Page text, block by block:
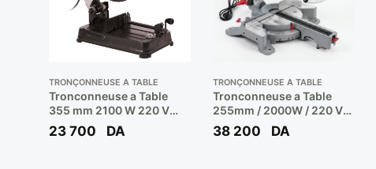
TRONÇONNEUSE A TABLE
Tronconneuse a Table
355 mm 2100 W 220 V
Ref: STSC2135 **
STANLEY
23 700 DA
TRONÇONNEUSE A TABLE
Tronconneuse a Table
255mm / 2000W / 220 V
Ref: SP-9061 ** SPECCO
38 200 DA